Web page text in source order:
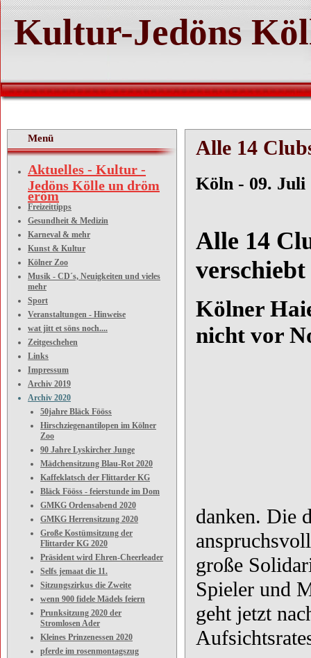
Kultur-Jedöns
Menü
Aktuelles - Kultur -
Jedöns Kölle un dröm
eröm
Freizeittipps
Gesundheit & Medizin
Karneval & mehr
Kunst & Kultur
Kölner Zoo
Musik - CD´s, Neuigkeiten und vieles
mehr
Sport
Veranstaltungen - Hinweise
wat jitt et söns noch....
Zeitgeschehen
Links
Impressum
Archiv 2019
Archiv 2020
50jahre Bläck Fööss
Hirschziegenantilopen im Kölner
Zoo
90 Jahre Lyskircher Junge
Mädchensitzung Blau-Rot 2020
Kaffeklatsch der Flittarder KG
Bläck Fööss - feierstunde im Dom
GMKG Ordensabend 2020
GMKG Herrensitzung 2020
Große Kostümsitzung der
Flittarder KG 2020
Präsident wird Ehren-Cheerleader
Selfs jemaat die 11.
Sitzungszirkus die Zweite
wenn 900 fidele Mädels feiern
Prunksitzung 2020 der
Stromlosen Ader
Kleines Prinzenessen 2020
pferde im rosenmontagszug
Alle 14
Alle 14
Kölner
nicht vor
danken. Die
große
Spieler und
geht jetzt